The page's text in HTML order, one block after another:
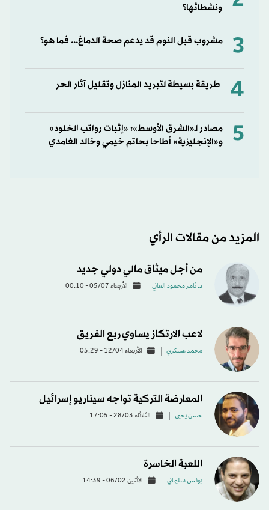
ونشطائها؟
3 مشروب قبل النوم قد يدعم صحة الدماغ... فما هو؟
4 طريقة بسيطة لتبريد المنازل وتقليل آثار الحر
5
مصادر لـ«الشرق الأوسط»: «إثبات رواتب الخلود»
و«الإنجليزية» أطاحا بحاتم خيمي وخالد الغامدي
المزيد من مقالات الرأي
من أجل ميثاق مالي دولي جديد
د. ثامر محمود العاني الأربعاء 05/07 - 00:10
لاعب الارتكاز يساوي ربع الفريق
محمد عسكري الأربعاء 12/04 - 05:29
المعارضة التركية تواجه سيناريو إسرائيل
حسن يحيى الثلاثاء 28/03 - 17:05
اللعبة الخاسرة
يونـس سليمـاني الاثنين 06/02 - 14:39